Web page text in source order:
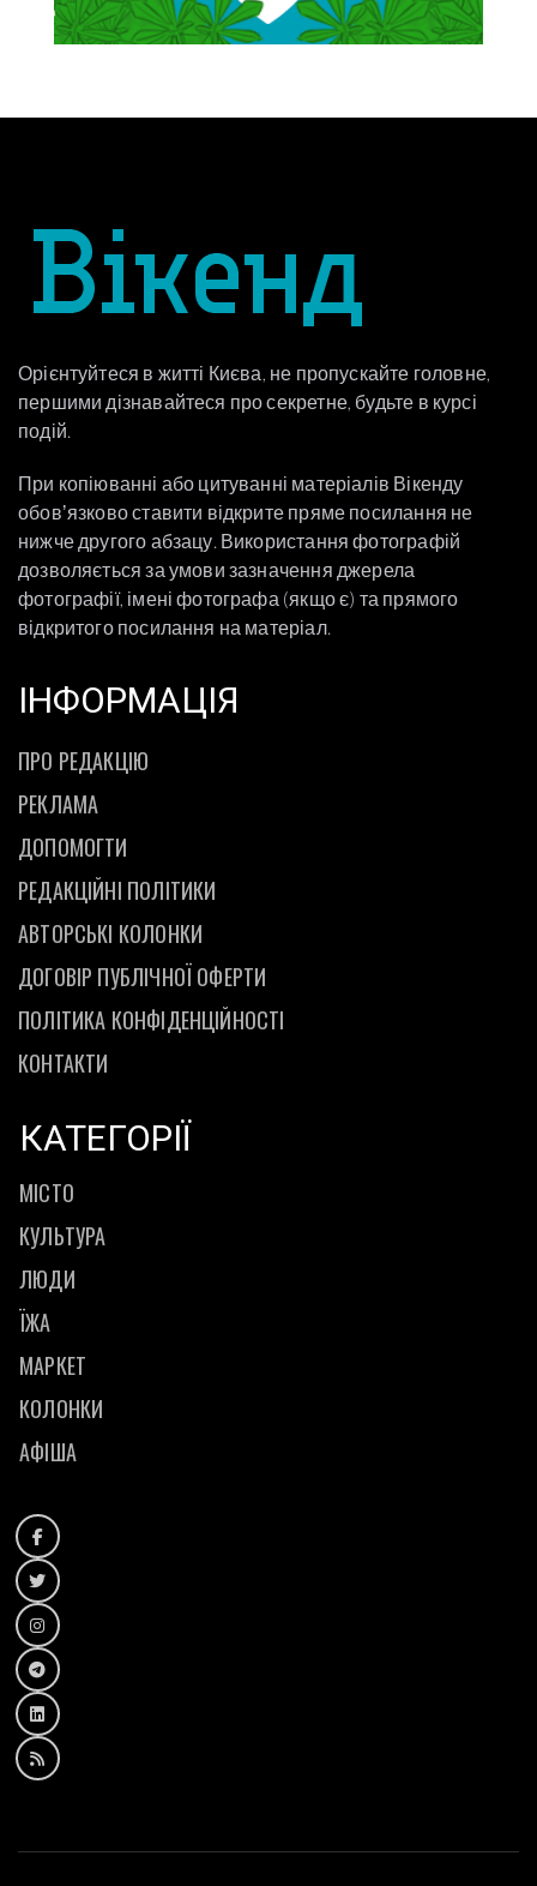
Орієнтуйтеся в житті Києва, не пропускайте головне,
першими дізнавайтеся про секретне, будьте в курсі
подій.
При копіюванні або цитуванні матеріалів Вікенду
обовʼязково ставити відкрите пряме посилання не
нижче другого абзацу. Використання фотографій
дозволяється за умови зазначення джерела
фотографії, імені фотографа (якщо є) та прямого
відкритого посилання на матеріал.
ІНФОРМАЦІЯ
ПРО РЕДАКЦІЮ
РЕКЛАМА
ДОПОМОГТИ
РЕДАКЦІЙНІ ПОЛІТИКИ
АВТОРСЬКІ КОЛОНКИ
ДОГОВІР ПУБЛІЧНОЇ ОФЕРТИ
ПОЛІТИКА КОНФІДЕНЦІЙНОСТІ
КОНТАКТИ
КАТЕГОРІЇ
МІСТО
КУЛЬТУРА
ЛЮДИ
ЇЖА
МАРКЕТ
КОЛОНКИ
АФІША